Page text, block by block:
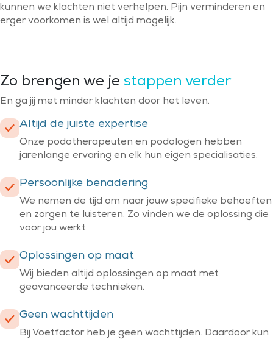
kunnen we klachten niet verhelpen. Pijn verminderen en
erger voorkomen is wel altijd mogelijk.
Zo brengen we je stappen verder
En ga jij met minder klachten door het leven.
Altijd de juiste expertise
Onze podotherapeuten en podologen hebben
jarenlange ervaring en elk hun eigen specialisaties.
Persoonlijke benadering
We nemen de tijd om naar jouw specifieke behoeften
en zorgen te luisteren. Zo vinden we de oplossing die
voor jou werkt.
Oplossingen op maat
Wij bieden altijd oplossingen op maat met
geavanceerde technieken.
Geen wachttijden
Bij Voetfactor heb je geen wachttijden. Daardoor kun